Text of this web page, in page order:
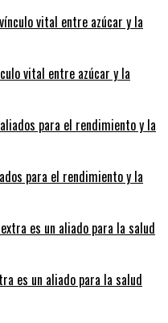
vital entre azúcar y la
para el rendimiento y la
es un aliado para la salud